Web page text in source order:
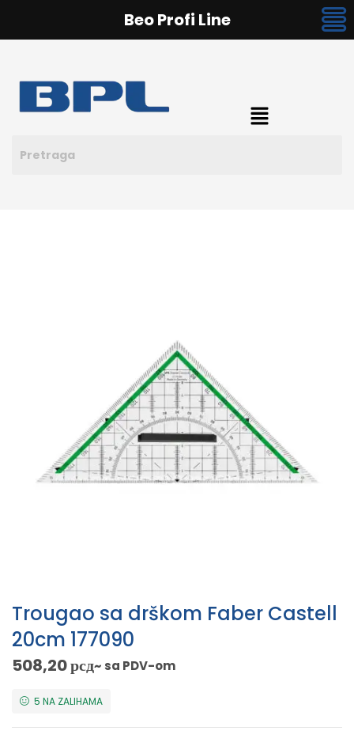
Trougao sa drškom Faber Castell
20cm 177090
508,20рсд~ sa PDV-om
5 NA ZALIHAMA
Beo Profi Line